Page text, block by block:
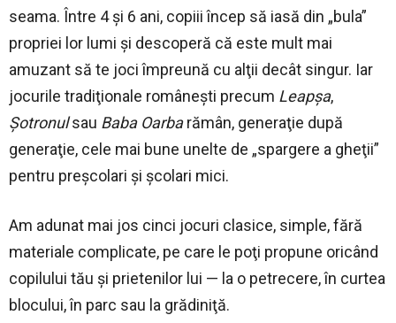
seama. Între 4 şi 6 ani, copiii încep să iasă din „bula”
propriei lor lumi şi descoperă că este mult mai
amuzant să te joci împreună cu alţii decât singur. Iar
jocurile tradiţionale româneşti precum Leapşa,
Şotronulsau Baba Oarbarămân, generaţie după
generaţie, cele mai bune unelte de „spargere a gheţii”
pentru preşcolari şi şcolari mici.
Am adunat mai jos cinci jocuri clasice, simple, fără
materiale complicate, pe care le poţi propune oricând
copilului tău şi prietenilor lui — la o petrecere, în curtea
blocului, în parc sau la grădiniţă.